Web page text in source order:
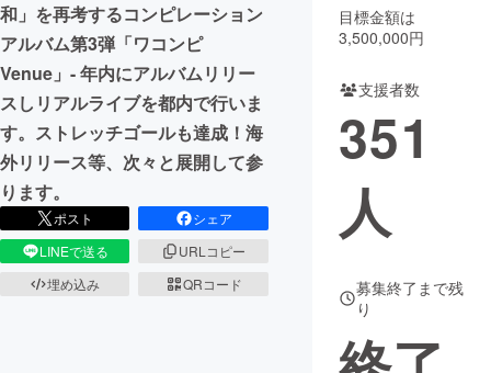
CAMPFIRE for Social Good
CAMPFIRE Creation
CAMPFIREふるさと納税
コミュニティ
和」を再考するコンピレーション
アルバム第3弾「ワコンピ
Venue」- 年内にアルバムリリー
スしリアルライブを都内で行いま
す。ストレッチゴールも達成！海
外リリース等、次々と展開して参
ります。
ポスト
シェア
LINEで送る
URLコピー
埋め込み
QRコード
目標金額は
3,500,000円
支援者数
351
人
募集終了まで残
り